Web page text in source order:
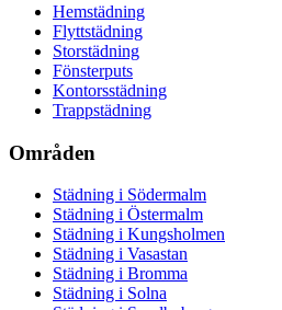
Hemstädning
Flyttstädning
Storstädning
Fönsterputs
Kontorsstädning
Trappstädning
Områden
Städning i Södermalm
Städning i Östermalm
Städning i Kungsholmen
Städning i Vasastan
Städning i Bromma
Städning i Solna